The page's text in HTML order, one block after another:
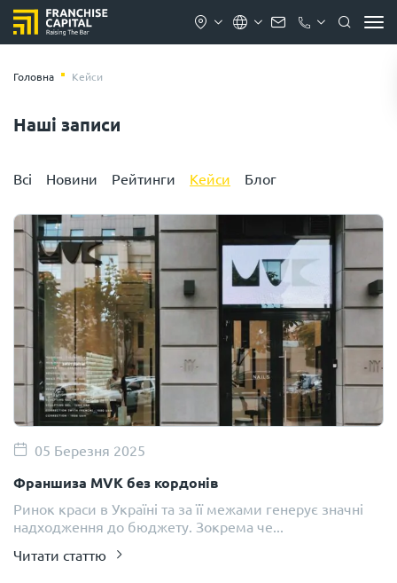
Головна Кейси
Наші записи
Всі Новини Рейтинги Кейси Блог
05 Березня 2025
Франшиза MVK без кордонів
Ринок краси в Україні та за її межами генерує значні
надходження до бюджету. Зокрема че...
Читати статтю